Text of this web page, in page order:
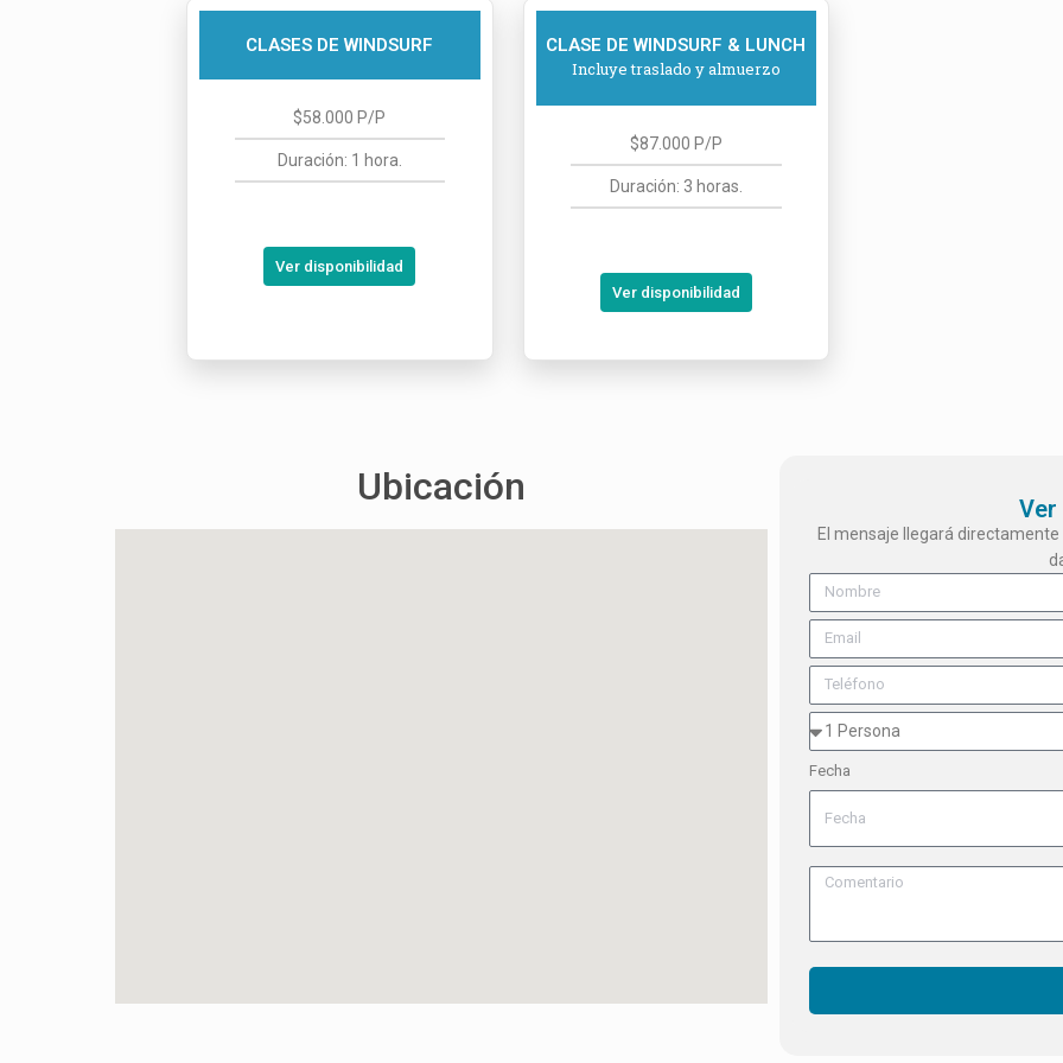
CLASES DE WINDSURF
$58.000 P/P
Duración: 1 hora.
Ver disponibilidad
CLASE DE WINDSURF & LUNCH
Incluye traslado y almuerzo
$87.000 P/P
Duración: 3 horas.
Ver disponibilidad
Ubicación Ver
El mensaje llegará
Fecha